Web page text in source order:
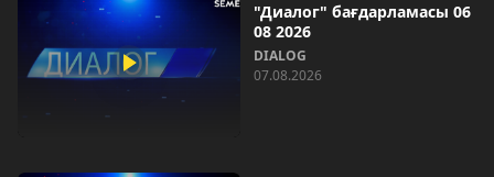
"Диалог" бағдарламасы 06
08 2026
DIALOG
07.08.2026